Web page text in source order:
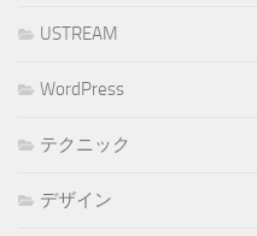
USTREAM
WordPress
テクニック
デザイン